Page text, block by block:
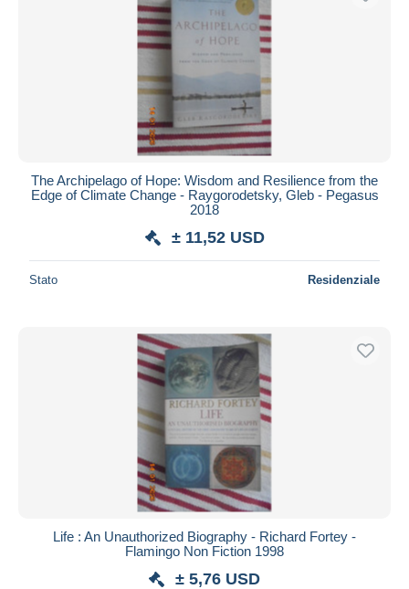
The Archipelago of Hope: Wisdom and Resilience from the
Edge of Climate Change - Raygorodetsky, Gleb - Pegasus
2018
± 11,52 USD
Stato Residenziale
Life : An Unauthorized Biography - Richard Fortey -
Flamingo Non Fiction 1998
± 5,76 USD